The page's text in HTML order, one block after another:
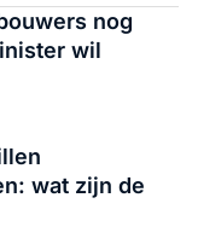
nog
wil
wat zijn de